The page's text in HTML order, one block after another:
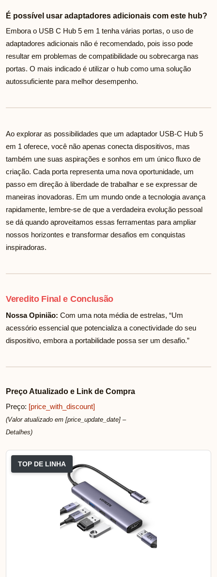
É possível usar adaptadores adicionais com este hub?
Embora o USB C Hub 5 em 1 tenha várias portas, o uso de
adaptadores adicionais não é recomendado, pois isso pode
resultar em problemas de compatibilidade ou sobrecarga nas
portas. O mais indicado é utilizar o hub como uma solução
autossuficiente para melhor desempenho.
Ao explorar as possibilidades que um adaptador USB-C Hub 5
em 1 oferece, você não apenas conecta dispositivos, mas
também une suas aspirações e sonhos em um único fluxo de
criação. Cada porta representa uma nova oportunidade, um
passo em direção à liberdade de trabalhar e se expressar de
maneiras inovadoras. Em um mundo onde a tecnologia avança
rapidamente, lembre-se de que a verdadeira evolução pessoal
se dá quando aproveitamos essas ferramentas para ampliar
nossos horizontes e transformar desafios em conquistas
inspiradoras.
Veredito Final e Conclusão
Nossa Opinião: Com uma nota média de estrelas, “Um
acessório essencial que potencializa a conectividade do seu
dispositivo, embora a portabilidade possa ser um desafio.”
Preço Atualizado e Link de Compra
Preço: [price_with_discount]
(Valor atualizado em [price_update_date] –
Detalhes)
TOP DE LINHA